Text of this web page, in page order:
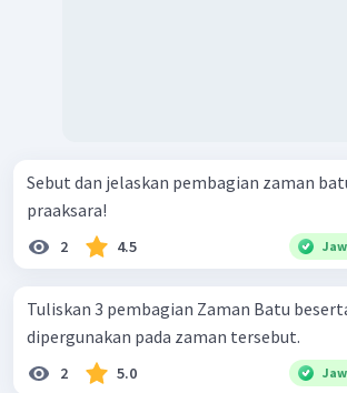
Sebut dan jelaskan pembagian zaman
praaksara!
2 4.5
Tuliskan 3 pembagian Zaman Batu
dipergunakan pada zaman tersebut.
2 5.0